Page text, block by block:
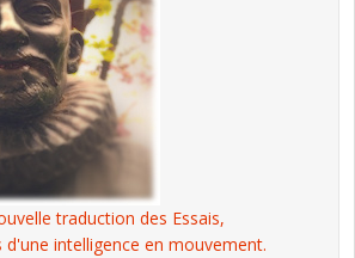
traduction des Essais,
d'une intelligence en mouvement.